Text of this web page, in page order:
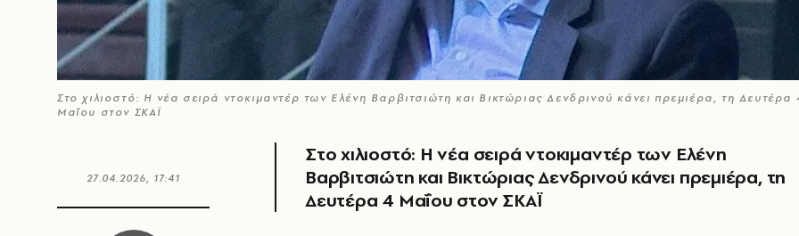
Στο χιλιοστό: Η νέα σειρά ντοκιμαντέρ των Ελένη Βαρβιτσιώτη και Βικτώριας Δενδρινού κάνει πρεμιέρα, τη Δευτέρα
Μαΐου στον ΣΚΑΪ
27.04.2026, 17:41
Στο χιλιοστό: Η νέα σειρά ντοκιμαντέρ των Ελένη
Βαρβιτσιώτη και Βικτώριας Δενδρινού κάνει πρεμιέρα, τη
Δευτέρα 4 Μαΐου στον ΣΚΑΪ